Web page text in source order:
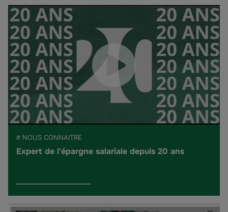
# NOUS CONNAITRE
Expert de l'épargne salariale depuis 20 ans